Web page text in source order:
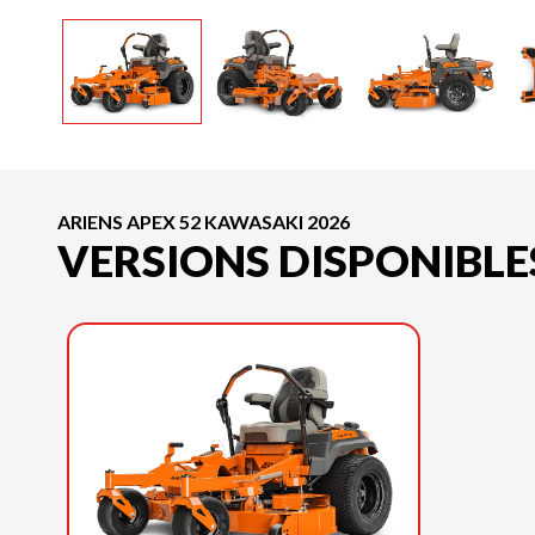
ARIENS APEX 52 KAWASAKI 2026
VERSIONS